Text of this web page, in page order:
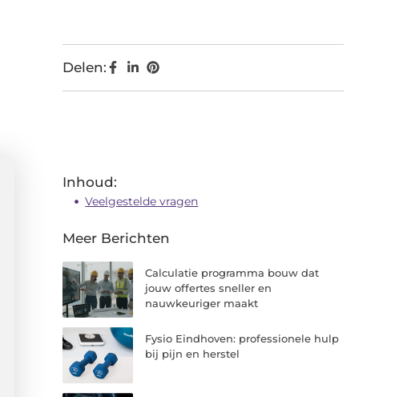
Delen:
Inhoud:
Veelgestelde vragen
Meer Berichten
Calculatie programma bouw dat
jouw offertes sneller en
nauwkeuriger maakt
Fysio Eindhoven: professionele hulp
bij pijn en herstel